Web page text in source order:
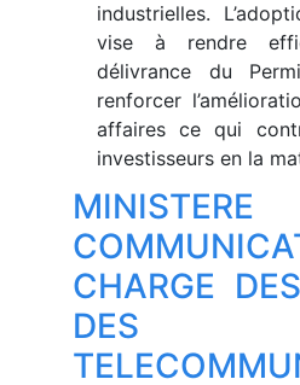
industrielles.
vise à rendre
délivrance du
renforcer
affaires ce qui
investisseurs en la
CHARGE
DES